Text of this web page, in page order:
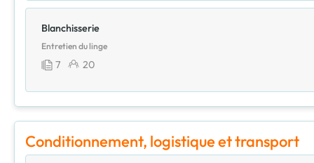
Blanchisserie
Entretien du linge
7 20
Conditionnement, logistique et transport